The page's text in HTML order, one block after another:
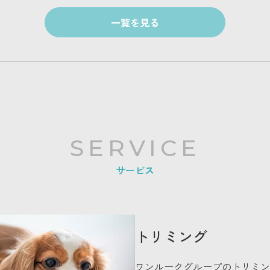
一覧を見る
SERVICE
サービス
トリミング
ワンルークグループのトリミ